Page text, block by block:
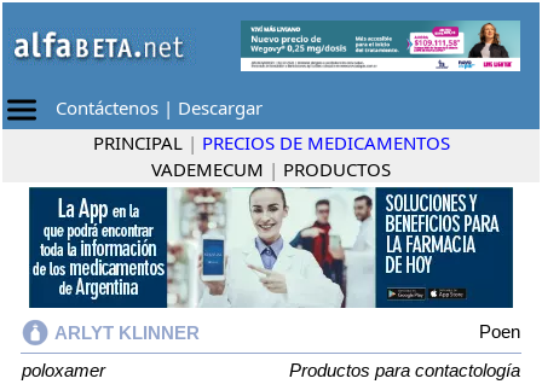
Contáctenos | Descargar
PRINCIPAL | PRECIOS DE MEDICAMENTOS
VADEMECUM | PRODUCTOS
ARLYT KLINNER
Poen
poloxamer
Productos para contactología